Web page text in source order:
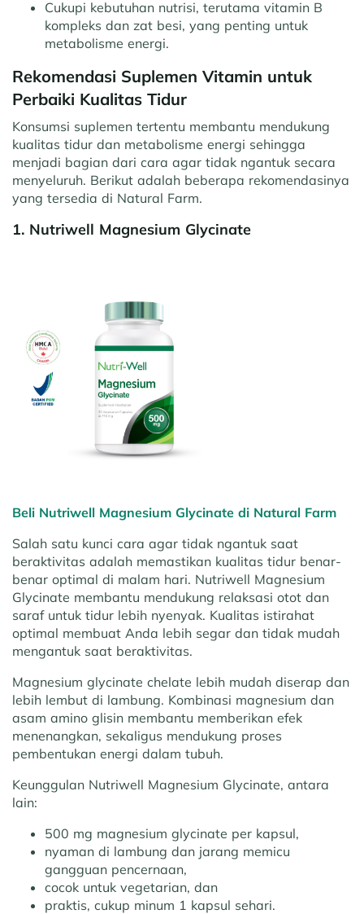
Cukupi kebutuhan nutrisi, terutama vitamin B
kompleks dan zat besi, yang penting untuk
metabolisme energi.
Rekomendasi Suplemen Vitamin untuk
Perbaiki Kualitas Tidur
Konsumsi suplemen tertentu membantu mendukung
kualitas tidur dan metabolisme energi sehingga
menjadi bagian dari cara agar tidak ngantuk secara
menyeluruh. Berikut adalah beberapa rekomendasinya
yang tersedia di Natural Farm.
1. Nutriwell Magnesium Glycinate
Beli Nutriwell Magnesium Glycinate di Natural Farm
Salah satu kunci cara agar tidak ngantuk saat
beraktivitas adalah memastikan kualitas tidur benar-
benar optimal di malam hari. Nutriwell Magnesium
Glycinate membantu mendukung relaksasi otot dan
saraf untuk tidur lebih nyenyak. Kualitas istirahat
optimal membuat Anda lebih segar dan tidak mudah
mengantuk saat beraktivitas.
Magnesium glycinate chelate lebih mudah diserap dan
lebih lembut di lambung. Kombinasi magnesium dan
asam amino glisin membantu memberikan efek
menenangkan, sekaligus mendukung proses
pembentukan energi dalam tubuh.
Keunggulan Nutriwell Magnesium Glycinate, antara
lain:
500 mg magnesium glycinate per kapsul,
nyaman di lambung dan jarang memicu
gangguan pencernaan,
cocok untuk vegetarian, dan
praktis, cukup minum 1 kapsul sehari.